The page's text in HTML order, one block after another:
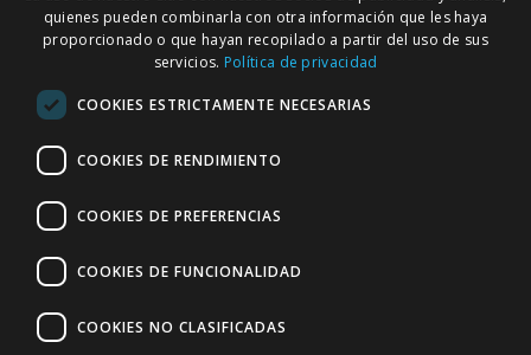
Condiciones de compra
Boletín informativo
Regístrate en nuestra Newsletter para recibir ofertas y promociones
de nuestra parafarmacia
Inscríbase
quienes pueden combinarla con otra información que les haya
proporcionado o que hayan recopilado a partir del uso de sus
servicios. Política de privacidad
COOKIES ESTRICTAMENTE NECESARIAS
COOKIES DE RENDIMIENTO
COOKIES DE PREFERENCIAS
COOKIES DE FUNCIONALIDAD
COOKIES NO CLASIFICADAS